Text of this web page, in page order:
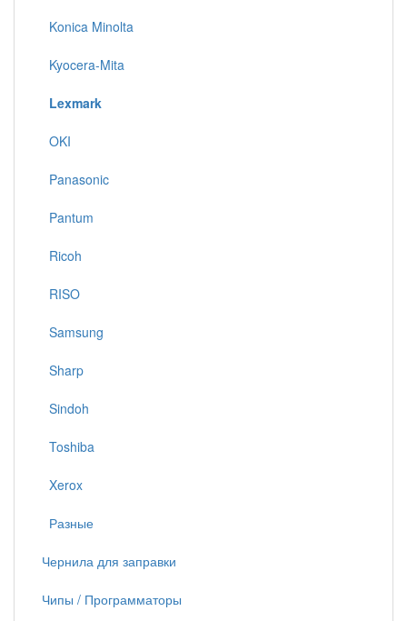
Konica Minolta
Kyocera-Mita
Lexmark
OKI
Panasonic
Pantum
Ricoh
RISO
Samsung
Sharp
Sindoh
Toshiba
Xerox
Разные
Чернила для заправки
Чипы / Программаторы